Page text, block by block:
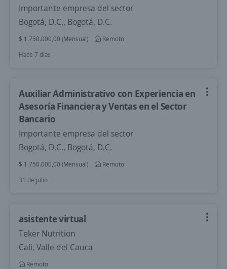
Importante empresa del sector
Bogotá, D.C., Bogotá, D.C.
$ 1.750.000,00 (Mensual)
Remoto
Hace 7 días
Auxiliar Administrativo con Experiencia en
Asesoría Financiera y Ventas en el Sector
Bancario
Importante empresa del sector
Bogotá, D.C., Bogotá, D.C.
$ 1.750.000,00 (Mensual)
Remoto
31 de julio
asistente virtual
Teker Nutrition
Cali, Valle del Cauca
Remoto